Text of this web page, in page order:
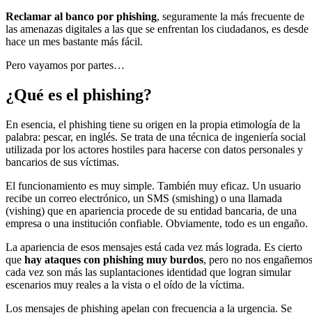
Reclamar al banco por phishing, seguramente la más frecuente de
las amenazas digitales a las que se enfrentan los ciudadanos, es desde
hace un mes bastante más fácil.
Pero vayamos por partes…
¿Qué es el phishing?
En esencia, el phishing tiene su origen en la propia etimología de la
palabra: pescar, en inglés. Se trata de una técnica de ingeniería social
utilizada por los actores hostiles para hacerse con datos personales y
bancarios de sus víctimas.
El funcionamiento es muy simple. También muy eficaz. Un usuario
recibe un correo electrónico, un SMS (smishing) o una llamada
(vishing) que en apariencia procede de su entidad bancaria, de una
empresa o una institución confiable. Obviamente, todo es un engaño.
La apariencia de esos mensajes está cada vez más lograda. Es cierto
que hay ataques con phishing muy burdos, pero no nos
cada vez son más las suplantaciones identidad que logran simular
escenarios muy reales a la vista o el oído de la víctima.
Los mensajes de phishing apelan con frecuencia a la urgencia. Se